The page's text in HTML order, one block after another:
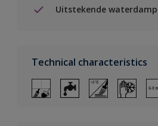
Uitstekende
Technical characteristics